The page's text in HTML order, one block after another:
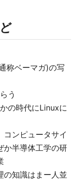
称ベーマガ)の写
う
の時代にLinuxに
ンピュータサイ
か半導体工学の研
の知識はまー人並